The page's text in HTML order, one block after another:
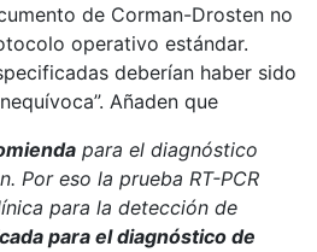
de Corman-Drosten no
operativo estándar.
deberían haber sido
Añaden que
para el diagnóstico
Por eso la prueba RT-PCR
para la detección de
para el diagnóstico de